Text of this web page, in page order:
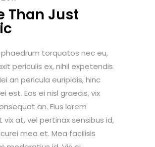
Than Just
phaedrum torquatos nec eu,
periculis ex, nihil expetendis
an pericula euripidis, hinc
est. Eos ei nisl graecis, vix
an. Eius lorem
vix at, vel pertinax sensibus id,
mea et. Mea facilisis